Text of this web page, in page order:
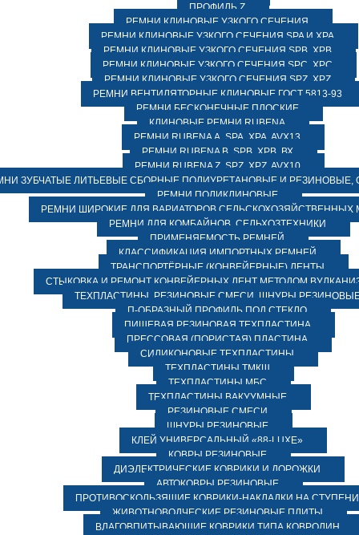
ПРОФИЛЬ Z
РЕМНИ КЛИНОВЫЕ УЗКОГО СЕЧЕНИЯ
РЕМНИ КЛИНОВЫЕ УЗКОГО СЕЧЕНИЯ SPA И XPA
РЕМНИ КЛИНОВЫЕ УЗКОГО СЕЧЕНИЯ SPB, XPB
РЕМНИ КЛИНОВЫЕ УЗКОГО СЕЧЕНИЯ SPC, XPC
РЕМНИ КЛИНОВЫЕ УЗКОГО СЕЧЕНИЯ SPZ, XPZ
РЕМНИ ВЕНТИЛЯТОРНЫЕ КЛИНОВЫЕ ГОСТ 5813-93
РЕМНИ БЕСКОНЕЧНЫЕ ПЛОСКИЕ
КЛИНОВЫЕ РЕМНИ RUBENA
РЕМНИ RUBENA А, SPA, XPA, AVX13
РЕМНИ RUBENA В, SPВ, ХPВ, ВХ
РЕМНИ RUBENA Z, SPZ, XPZ, AVX10
ЗУБЧАТЫЕ ЛИТЬЕВЫЕ СБОРНЫЕ ПОЛИУРЕТАНОВЫЕ И РЕЗИНОВЫЕ,
РЕМНИ ПОЛИКЛИНОВЫЕ
РЕМНИ ШИРОКИЕ ДЛЯ ВАРИАТОРОВ СЕЛЬСКОХОЗЯЙСТВЕННЫХ
РЕМНИ ДЛЯ КОМБАЙНОВ, СЕЛЬХОЗТЕХНИКИ
ПРИМЕНЯЕМОСТЬ РЕМНЕЙ
КЛАССИФИКАЦИЯ ИМПОРТНЫХ РЕМНЕЙ
ТРАНСПОРТЁРНЫЕ (КОНВЕЙЕРНЫЕ) ЛЕНТЫ
СТЫКОВКА И РЕМОНТ КОНВЕЙЕРНЫХ ЛЕНТ МЕТОДОМ
ТЕХПЛАСТИНЫ, РЕЗИНОВЫЕ СМЕСИ, ШНУРЫ
П-ОБРАЗНЫЙ ПРОФИЛЬ ПОД СТЕКЛО
ПИЩЕВАЯ РЕЗИНОВАЯ ТЕХПЛАСТИНА
ПРЕССОВАЯ (ПОРИСТАЯ) ПЛАСТИНА
СИЛИКОНОВЫЕ ТЕХПЛАСТИНЫ
ТЕХПЛАСТИНЫ ТМКЩ
ТЕХПЛАСТИНЫ МБС
ТЕХПЛАСТИНЫ ВАКУУМНЫЕ
РЕЗИНОВЫЕ СМЕСИ
ШНУРЫ РЕЗИНОВЫЕ
КЛЕЙ УНИВЕРСАЛЬНЫЙ «88-LUXE»
КОВРЫ РЕЗИНОВЫЕ
ДИЭЛЕКТРИЧЕСКИЕ КОВРИКИ И ДОРОЖКИ
АВТОКОВРЫ РЕЗИНОВЫЕ
ПРОТИВОСКОЛЬЗЯЩИЕ КОВРИКИ-НАКЛАДКИ НА СТУПЕНИ
ЖИВОТНОВОДЧЕСКИЕ РЕЗИНОВЫЕ ПЛИТЫ
ВЛАГОВПИТЫВАЮЩИЕ КОВРИКИ ТИПА КОВРОЛИН